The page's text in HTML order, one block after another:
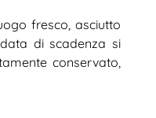
fresco, asciutto
di scadenza si
conservato,